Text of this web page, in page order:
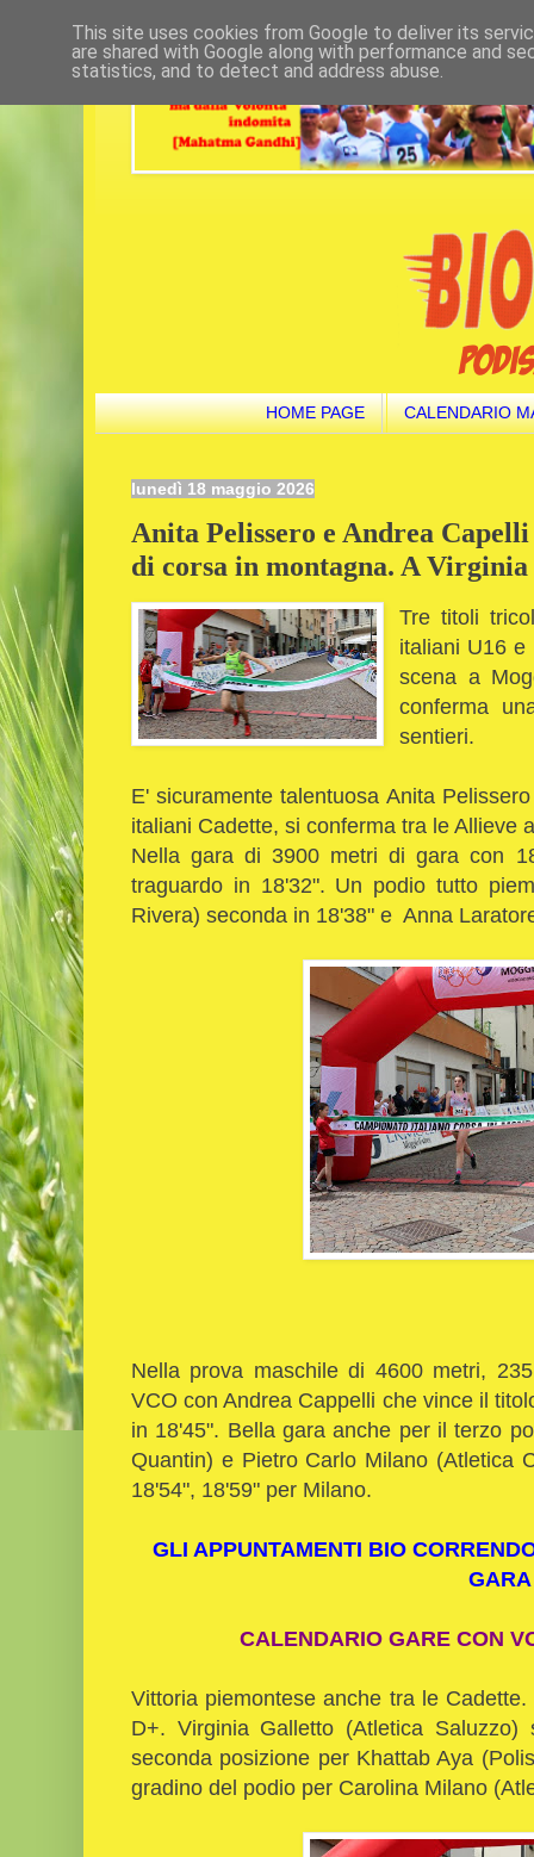
HOME PAGE CALENDARIO
lunedì 18 maggio 2026
Anita Pelissero e Andrea
di corsa in montagna. A
Tre titoli
italiani U16 e
scena a
conferma
sentieri.
E' sicuramente talentuosa Anita
italiani Cadette, si conferma tra le Allieve
Nella gara di 3900 metri di gara con
traguardo in 18'32". Un podio tutto
Rivera) seconda in 18'38" e Anna
Nella prova maschile di 4600 metri,
VCO con Andrea Cappelli che vince il
in 18'45". Bella gara anche per il terzo
Quantin) e Pietro Carlo Milano (Atletica
18'54", 18'59" per Milano.
GLI APPUNTAMENTI BIO
GARA
CALENDARIO GARE CON
Vittoria piemontese anche tra le
D+. Virginia Galletto (Atletica
seconda posizione per Khattab Aya
gradino del podio per Carolina Milano
This site uses cookies from Google to deliver its
are shared with Google along with performance and
statistics, and to detect and address abuse.